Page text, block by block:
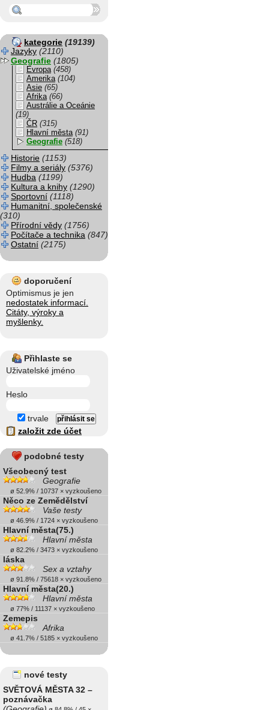
kategorie (19139)
Jazyky (2110)
Geografie (1805)
Evropa (458)
Amerika (104)
Asie (65)
Afrika (66)
Austrálie a Oceánie
(19)
ČR (315)
Hlavní města (91)
Geografie (518)
Historie (1153)
Filmy a seriály (5376)
Hudba (1199)
Kultura a knihy (1290)
Sportovní (1118)
Humanitní, společenské
(310)
Přírodní vědy (1756)
Počítače a technika (847)
Ostatní (2175)
doporučení
Optimismus je jen
nedostatek informací.
Citáty, výroky a
myšlenky.
Přihlaste se
Uživatelské jméno
Heslo
trvale
založit zde účet
podobné testy
Všeobecný test
Geografie
ø 52.9% / 10737 × vyzkoušeno
Něco ze Zemědělství
Vaše testy
ø 46.9% / 1724 × vyzkoušeno
Hlavní města(75.)
Hlavní města
ø 82.2% / 3473 × vyzkoušeno
láska
Sex a vztahy
ø 91.8% / 75618 × vyzkoušeno
Hlavní města(20.)
Hlavní města
ø 77% / 11137 × vyzkoušeno
Zemepis
Afrika
ø 41.7% / 5185 × vyzkoušeno
nové testy
SVĚTOVÁ MĚSTA 32 –
poznávačka